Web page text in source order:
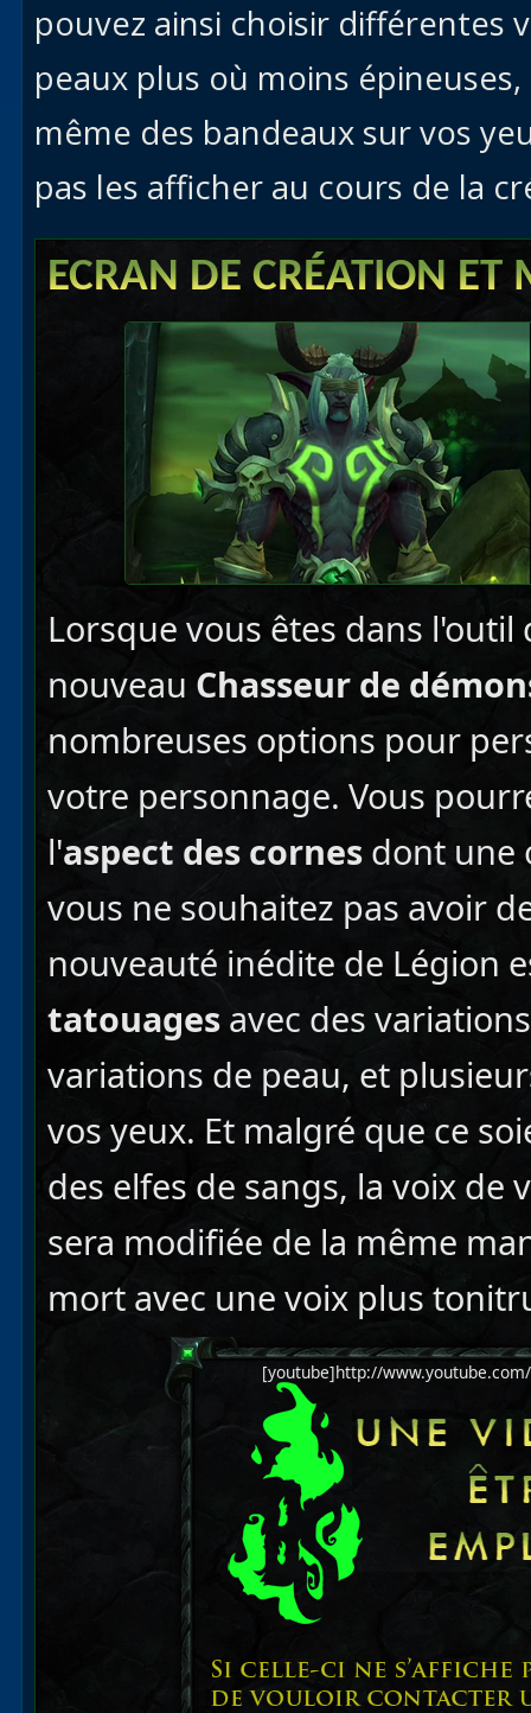
pouvez ainsi choisir différentes
peaux plus où moins
même des bandeaux sur vos
pas les afficher au cours de la
ECRAN DE CRÉATION ET
Lorsque vous êtes dans
nouveau Chasseur de
nombreuses options pour
votre personnage. Vous
l'aspect des cornes dont une
vous ne souhaitez pas avoir
nouveauté inédite de Légion
tatouages avec des
variations de peau, et
vos yeux. Et malgré que ce
des elfes de sangs, la voix de
sera modifiée de la même
mort avec une voix plus
[youtube]http://